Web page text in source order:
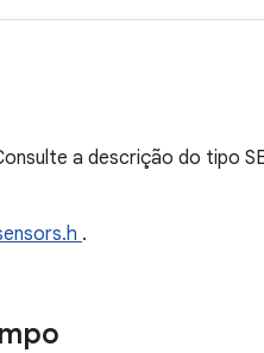
a descrição do tipo
.